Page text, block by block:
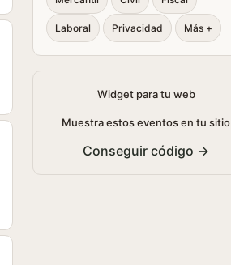
Laboral Privacidad Más +
Widget para tu web
Muestra estos eventos en tu sitio
Conseguir código →